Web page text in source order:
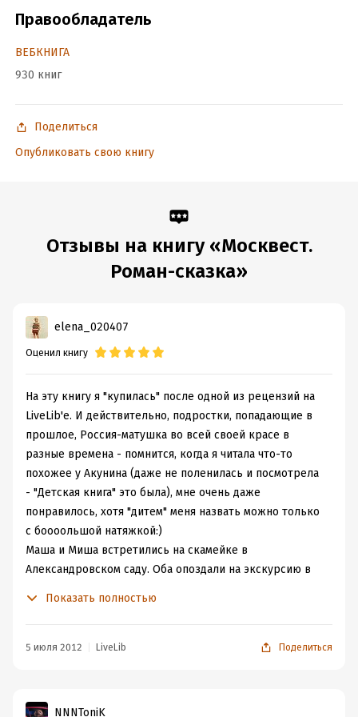
Правообладатель
ВЕБКНИГА
930 книг
Поделиться
Опубликовать свою книгу
Отзывы на книгу «Москвест.
Роман-сказка»
elena_020407
Оценил книгу
На эту книгу я "купилась" после одной из рецензий на
LiveLib'е. И действительно, подростки, попадающие в
прошлое, Россия-матушка во всей своей красе в
разные времена - помнится, когда я читала что-то
похожее у Акунина (даже не поленилась и посмотрела
- "Детская книга" это была), мне очень даже
понравилось, хотя "дитем" меня назвать можно только
с боооольшой натяжкой:)
Маша и Миша встретились на скамейке в
Александровском саду. Оба опоздали на экскурсию в
лет назад. И теперь, чтобы вернуться в свое время им
исторических персонажей и даже поучаствовать в кое-
Показать полностью
5 июля 2012 LiveLib Поделиться
NNNToniK